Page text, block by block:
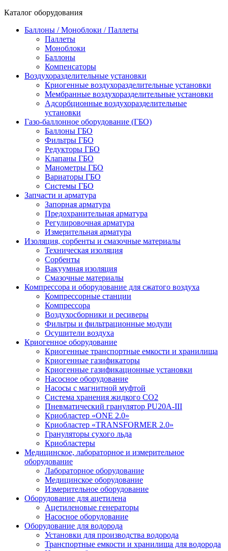
Каталог оборудования
Баллоны / Моноблоки / Паллеты
Паллеты
Моноблоки
Баллоны
Компенсаторы
Воздухоразделительные установки
Криогенные воздухоразделительные установки
Мембранные воздухоразделительные установки
Адсорбционные воздухоразделительные
установки
Газо-баллонное оборудование (ГБО)
Баллоны ГБО
Фильтры ГБО
Редукторы ГБО
Клапаны ГБО
Манометры ГБО
Вариаторы ГБО
Системы ГБО
Запчасти и арматура
Запорная арматура
Предохранительная арматура
Регулировочная арматура
Измерительная арматура
Изоляция, сорбенты и смазочные материалы
Техническая изоляция
Сорбенты
Вакуумная изоляция
Смазочные материалы
Компрессора и оборудование для сжатого воздуха
Компрессорные станции
Компрессора
Воздухосборники и ресиверы
Фильтры и фильтрационные модули
Осушители воздуха
Криогенное оборудование
Криогенные транспортные емкости и хранилища
Криогенные газификаторы
Криогенные газификационные установки
Насосное оборудование
Насосы с магнитной муфтой
Система хранения жидкого CO2
Пневматический гранулятор PU20A-III
Криобластер «ONE 2.0»
Криобластер «TRANSFORMER 2.0»
Грануляторы сухого льда
Криобластеры
Медицинское, лабораторное и измерительное
оборудование
Лабораторное оборудование
Медицинское оборудование
Измерительное оборудование
Оборудование для ацетилена
Ацетиленовые генераторы
Насосное оборудование
Оборудование для водорода
Установки для производства водорода
Транспортные емкости и хранилища для водорода